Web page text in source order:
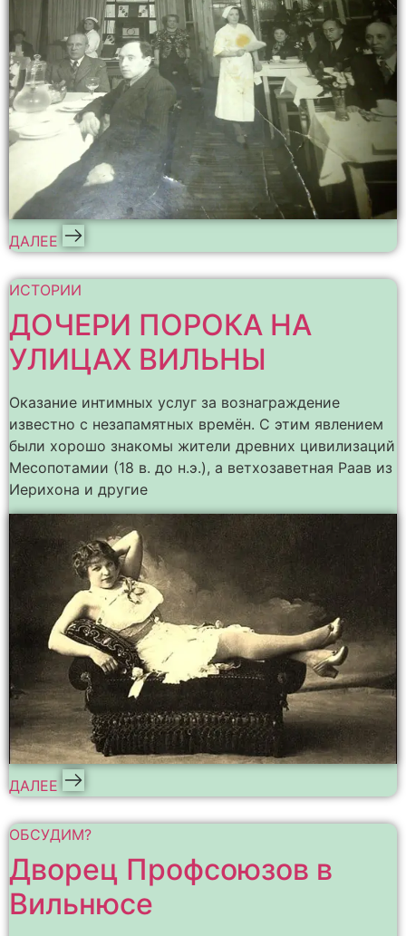
ДАЛЕЕ
ИСТОРИИ
ДОЧЕРИ ПОРОКА НА
УЛИЦАХ ВИЛЬНЫ
Оказание интимных услуг за вознаграждение
известно с незапамятных времён. С этим явлением
были хорошо знакомы жители древних цивилизаций
Месопотамии (18 в. до н.э.), а ветхозаветная Раав из
Иерихона и другие
ДАЛЕЕ
ОБСУДИМ?
Дворец Профсоюзов в
Вильнюсе